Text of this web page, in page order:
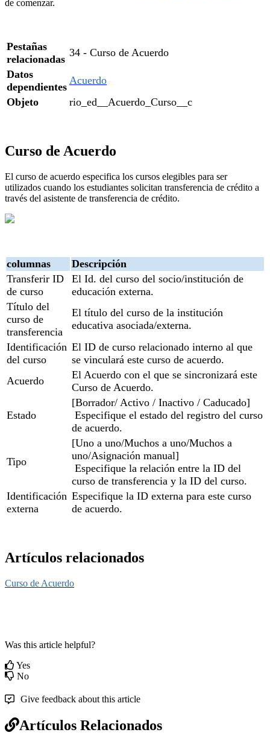
de comenzar.
Pestañas
relacionadas
34 - Curso de Acuerdo
Datos
dependientes
Acuerdo
Objeto
rio_ed__Acuerdo_Curso__c
Curso de Acuerdo
El curso de acuerdo especifica los cursos elegibles para ser
utilizados cuando los estudiantes solicitan transferencia de crédito a
través del asistente de transferencia de crédito.
columnas
Descripción
Transferir ID
de curso
El Id. del curso del socio/institución de
educación externa.
Título del
curso de
transferencia
El título del curso de la institución
educativa asociada/externa.
Identificación
del curso
El ID de curso relacionado interno al que
se vinculará este curso de acuerdo.
Acuerdo
El Acuerdo con el que se sincronizará este
Curso de Acuerdo.
Estado
[Borrador/ Activo / Inactivo / Caducado]
Especifique el estado del registro del curso
de acuerdo.
Tipo
[Uno a uno/Muchos a uno/Muchos a
uno/Asignación manual]
Especifique la relación entre la ID del
curso de transferencia y la ID del curso.
Identificación
externa
Especifique la ID externa para este curso
de acuerdo.
Artículos relacionados
Curso de Acuerdo
Was this article helpful?
Yes
No
Give feedback about this article
Artículos Relacionados